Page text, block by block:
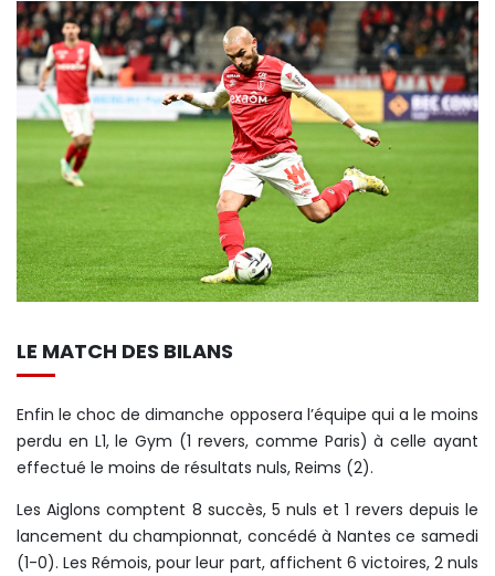
LE MATCH DES BILANS
Enfin le choc de dimanche opposera l’équipe qui a le moins
perdu en L1, le Gym (1 revers, comme Paris) à celle ayant
effectué le moins de résultats nuls, Reims (2).
Les Aiglons comptent 8 succès, 5 nuls et 1 revers depuis le
lancement du championnat, concédé à Nantes ce samedi
(1-0). Les Rémois, pour leur part, affichent 6 victoires, 2 nuls